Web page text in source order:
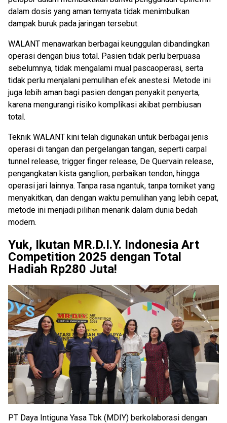
dalam dosis yang aman ternyata tidak menimbulkan
dampak buruk pada jaringan tersebut.
WALANT menawarkan berbagai keunggulan dibandingkan
operasi dengan bius total. Pasien tidak perlu berpuasa
sebelumnya, tidak mengalami mual pascaoperasi, serta
tidak perlu menjalani pemulihan efek anestesi. Metode ini
juga lebih aman bagi pasien dengan penyakit penyerta,
karena mengurangi risiko komplikasi akibat pembiusan
total.
Teknik WALANT kini telah digunakan untuk berbagai jenis
operasi di tangan dan pergelangan tangan, seperti carpal
tunnel release, trigger finger release, De Quervain release,
pengangkatan kista ganglion, perbaikan tendon, hingga
operasi jari lainnya. Tanpa rasa ngantuk, tanpa torniket yang
menyakitkan, dan dengan waktu pemulihan yang lebih cepat,
metode ini menjadi pilihan menarik dalam dunia bedah
modern.
Yuk, Ikutan MR.D.I.Y. Indonesia Art
Competition 2025 dengan Total
Hadiah Rp280 Juta!
PT Daya Intiguna Yasa Tbk (MDIY) berkolaborasi dengan